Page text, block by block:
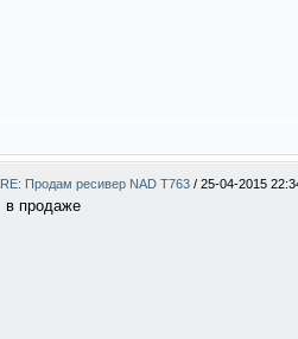
RE: Продам ресивер NAD T763 / 25-04-2015
в продаже